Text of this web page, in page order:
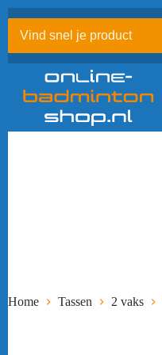
naar
inhoud
Home Tassen 2 vaks